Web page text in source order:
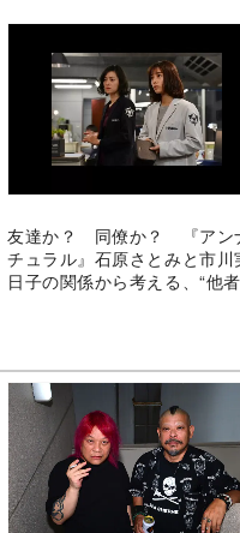
友達か？ 同僚か？ 『アン
チュラル』石原さとみと市川
日子の関係から考える、“他